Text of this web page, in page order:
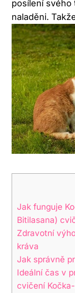
posílení svého
naladěni.⁤
Jak funguje
Bitilasana)‌
Zdravotní
kráva
Jak⁤ správně
Ideální čas v
cvičení